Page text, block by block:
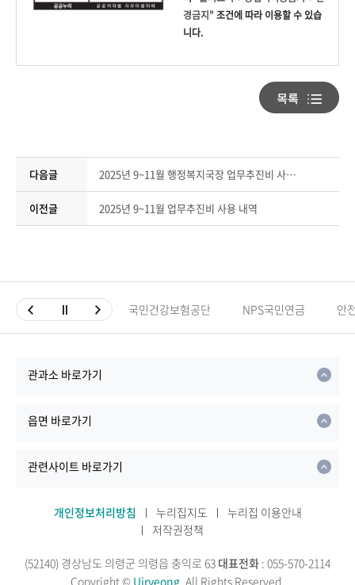
경금지" 조건에 따라 이용할 수 있습
니다.
다음글 2025년 9~11월 행정복지국장 업무추진비 사용 내역
이전글 2025년 9~11월 업무추진비 사용 내역
국민건강보험공단 NPS국민연금 안
관과소 바로가기
읍면 바로가기
관련사이트 바로가기
개인정보처리방침 누리집지도
누리집 이용안내
저작권정책
(52140) 경상남도 의령군 의령읍 충익로 63 대표전화 : 055-570-2114
Copyright © Uiryeong. All Rights Reserved.